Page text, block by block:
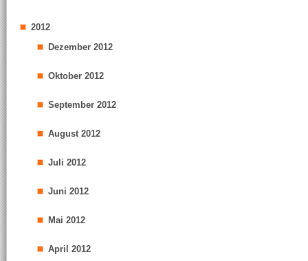
2012
Dezember 2012
Oktober 2012
September 2012
August 2012
Juli 2012
Juni 2012
Mai 2012
April 2012